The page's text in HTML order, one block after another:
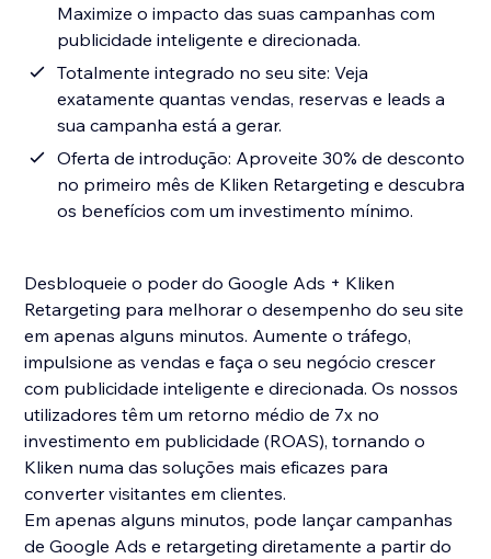
Maximize o impacto das suas campanhas com
publicidade inteligente e direcionada.
Totalmente integrado no seu site: Veja
exatamente quantas vendas, reservas e leads a
sua campanha está a gerar.
Oferta de introdução: Aproveite 30% de desconto
no primeiro mês de Kliken Retargeting e descubra
os benefícios com um investimento mínimo.
Desbloqueie o poder do Google Ads + Kliken
Retargeting para melhorar o desempenho do seu site
em apenas alguns minutos. Aumente o tráfego,
impulsione as vendas e faça o seu negócio crescer
com publicidade inteligente e direcionada. Os nossos
utilizadores têm um retorno médio de 7x no
investimento em publicidade (ROAS), tornando o
Kliken numa das soluções mais eficazes para
converter visitantes em clientes.
Em apenas alguns minutos, pode lançar campanhas
de Google Ads e retargeting diretamente a partir do